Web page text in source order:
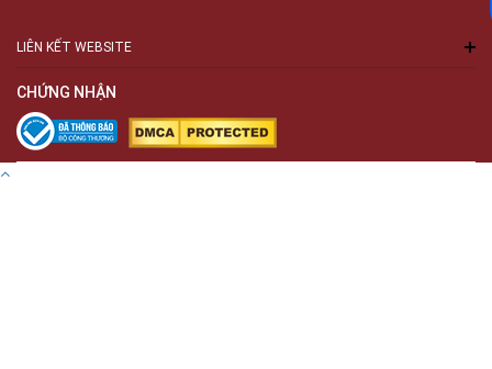
LIÊN KẾT WEBSITE
CHỨNG NHẬN